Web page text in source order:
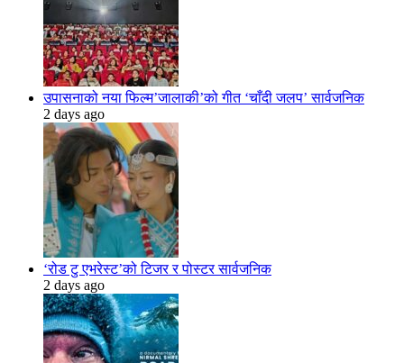
उपासनाको नया फिल्म’जालाकी’को गीत ‘चाँदी जलप’ सार्वजनिक
2 days ago
‘रोड टु एभरेस्ट’को टिजर र पोस्टर सार्वजनिक
2 days ago